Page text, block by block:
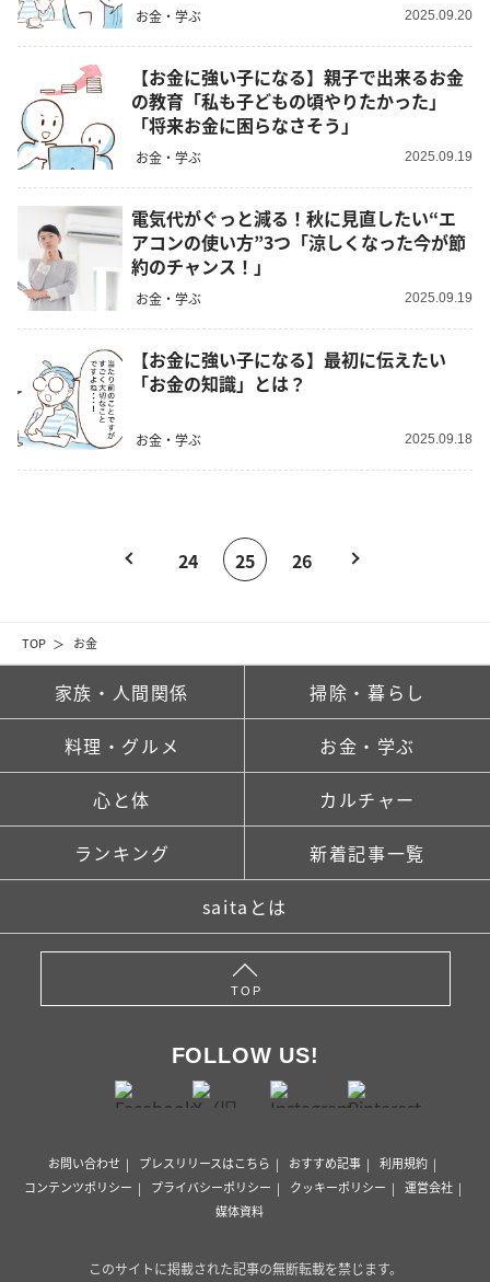
TOP お金
お金・学ぶ 2025.09.20
【お金に強い子になる】親子で出来るお金
の教育「私も子どもの頃やりたかった」
「将来お金に困らなさそう」
お金・学ぶ 2025.09.19
電気代がぐっと減る！秋に見直したい“エ
アコンの使い方”3つ「涼しくなった今が節
約のチャンス！」
お金・学ぶ 2025.09.19
【お金に強い子になる】最初に伝えたい
「お金の知識」とは？
お金・学ぶ 2025.09.18
24 25 26
家族・人間関係 掃除・暮らし
料理・グルメ お金・学ぶ
心と体 カルチャー
ランキング 新着記事一覧
saitaとは
TOP
FOLLOW US!
お問い合わせ プレスリリースはこちら おすすめ記事
利用規約
コンテンツポリシー
プライバシーポリシー クッキーポリシー
運営会社
媒体資料
このサイトに掲載された記事の無断転載を禁じます。